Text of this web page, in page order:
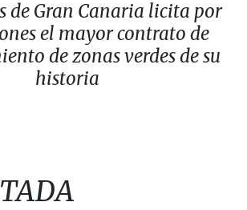
de Gran Canaria licita por
el mayor contrato de
de zonas verdes de su
historia